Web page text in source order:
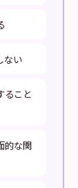
ない
ること
的な関